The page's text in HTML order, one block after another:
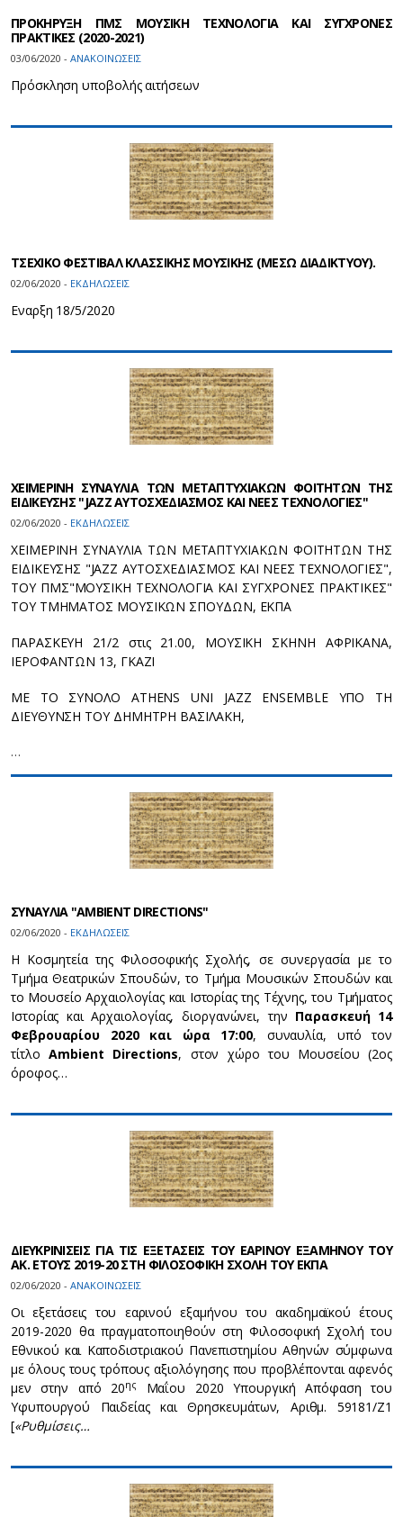
ΠΡΟΚΗΡΥΞΗ ΠΜΣ ΜΟΥΣΙΚΗ ΤΕΧΝΟΛΟΓΙΑ ΚΑΙ ΣΥΓΧΡΟΝΕΣ
ΠΡΑΚΤΙΚΕΣ (2020-2021)
03/06/2020 - ΑΝΑΚΟΙΝΩΣΕΙΣ
Πρόσκληση υποβολής αιτήσεων
ΤΣΕΧΙΚΟ ΦΕΣΤΙΒΑΛ ΚΛΑΣΣΙΚΗΣ ΜΟΥΣΙΚΗΣ (ΜΕΣΩ ΔΙΑΔΙΚΤΥΟΥ).
02/06/2020 - ΕΚΔΗΛΩΣΕΙΣ
Eναρξη 18/5/2020
ΧΕΙΜΕΡΙΝΗ ΣΥΝΑΥΛΙΑ ΤΩΝ ΜΕΤΑΠΤΥΧΙΑΚΩΝ ΦΟΙΤΗΤΩΝ ΤΗΣ
ΕΙΔΙΚΕΥΣΗΣ "JAZZ ΑΥΤΟΣΧΕΔΙΑΣΜΟΣ ΚΑΙ ΝΕΕΣ ΤΕΧΝΟΛΟΓΙΕΣ"
02/06/2020 - ΕΚΔΗΛΩΣΕΙΣ
ΧΕΙΜΕΡΙΝΗ ΣΥΝΑΥΛΙΑ ΤΩΝ ΜΕΤΑΠΤΥΧΙΑΚΩΝ ΦΟΙΤΗΤΩΝ ΤΗΣ
ΕΙΔΙΚΕΥΣΗΣ "JAZZ ΑΥΤΟΣΧΕΔΙΑΣΜΟΣ ΚΑΙ ΝΕΕΣ ΤΕΧΝΟΛΟΓΙΕΣ",
ΤΟΥ ΠΜΣ"ΜΟΥΣΙΚΗ ΤΕΧΝΟΛΟΓΙΑ ΚΑΙ ΣΥΓΧΡΟΝΕΣ ΠΡΑΚΤΙΚΕΣ"
ΤΟΥ ΤΜΗΜΑΤΟΣ ΜΟΥΣΙΚΩΝ ΣΠΟΥΔΩΝ, ΕΚΠΑ
ΠΑΡΑΣΚΕΥΗ 21/2 στις 21.00, ΜΟΥΣΙΚΗ ΣΚΗΝΗ ΑΦΡΙΚΑΝΑ,
ΙΕΡΟΦΑΝΤΩΝ 13, ΓΚΑΖΙ
ΜΕ ΤΟ ΣΥΝΟΛΟ ATHENS UNI JAZZ ENSEMBLE ΥΠΟ ΤΗ
ΔΙΕΥΘΥΝΣΗ ΤΟΥ ΔΗΜΗΤΡΗ ΒΑΣΙΛΑΚΗ,
…
ΣΥΝΑΥΛΙΑ "AMBIENT DIRECTIONS"
02/06/2020 - ΕΚΔΗΛΩΣΕΙΣ
Η Κοσμητεία της Φιλοσοφικής Σχολής, σε συνεργασία με το
Τμήμα Θεατρικών Σπουδών, το Τμήμα Μουσικών Σπουδών και
το Μουσείο Αρχαιολογίας και Ιστορίας της Τέχνης, του Τμήματος
Ιστορίας και Αρχαιολογίας, διοργανώνει, την Παρασκευή 14
Φεβρουαρίου 2020 και ώρα 17:00, συναυλία, υπό τον
τίτλοAmbient Directions, στον χώρο του Μουσείου (2ος
όροφος…
ΔΙΕΥΚΡΙΝΙΣΕΙΣ ΓΙΑ ΤΙΣ ΕΞΕΤΑΣΕΙΣ ΤΟΥ ΕΑΡΙΝΟΥ ΕΞΑΜΗΝΟΥ ΤΟΥ
ΑΚ. ΕΤΟΥΣ 2019-20 ΣΤΗ ΦΙΛΟΣΟΦΙΚΗ ΣΧΟΛΗ ΤΟΥ ΕΚΠΑ
02/06/2020 - ΑΝΑΚΟΙΝΩΣΕΙΣ
Οι εξετάσεις του εαρινού εξαμήνου του ακαδημαϊκού έτους
2019-2020 θα πραγματοποιηθούν στη Φιλοσοφική Σχολή του
Εθνικού και Καποδιστριακού Πανεπιστημίου Αθηνών σύμφωνα
με όλους τους τρόπους αξιολόγησης που προβλέπονται αφενός
μεν στην από 20ης
Μαΐου 2020 Υπουργική Απόφαση του
Υφυπουργού Παιδείας και Θρησκευμάτων, Αριθμ. 59181/Ζ1
[«Ρυθμίσεις…